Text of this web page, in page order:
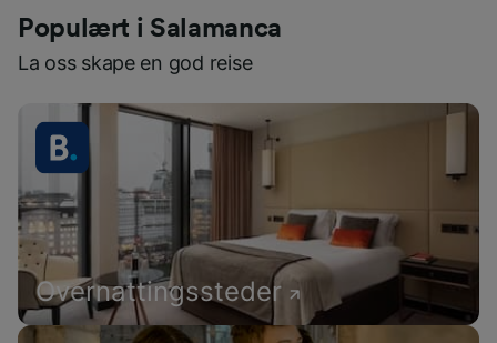
Populært i Salamanca
La oss skape en god reise
Overnattingssteder